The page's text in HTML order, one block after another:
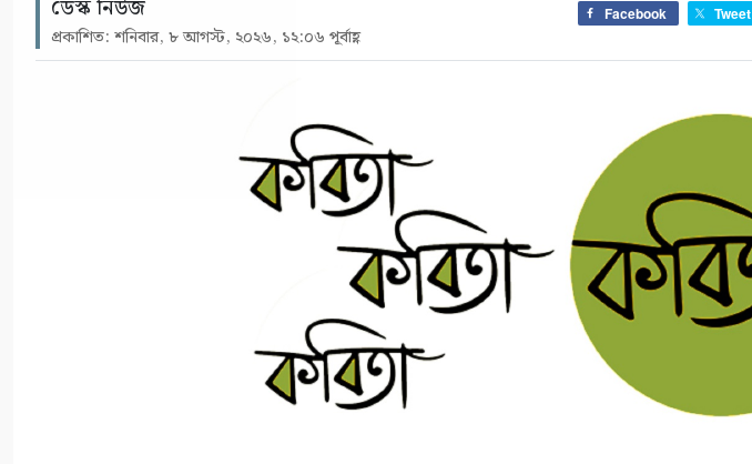
ডেস্ক নিউজ
প্রকাশিত: শনিবার, ৮ আগস্ট, ২০২৬, ১২:০৬ পূর্বাহ্ণ
Facebook Tweet